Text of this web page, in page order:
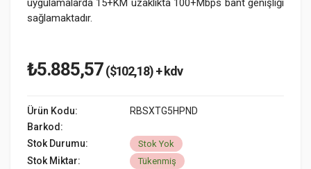
sağlamaktadır.
₺5.885,57 ($102,18) + kdv
Ürün Kodu:
RBSXTG5HPND
Barkod:
Stok Durumu:
Stok Yok
Stok Miktar: Tükenmiş